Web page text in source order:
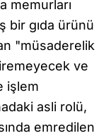
memurları
bir gıda ürünü
"müsaderelik
ve
işlem
asli rolü,
emredilen